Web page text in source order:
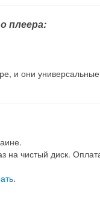
плеера:
и они
на чистый диск.
.